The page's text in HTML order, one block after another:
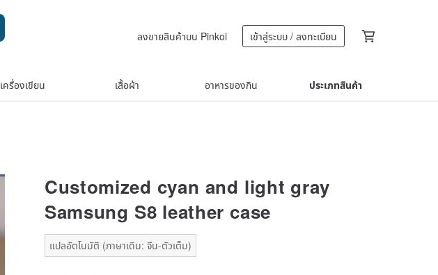
ลงขายสินค้าบน Pinkoi เข้าสู่ระบบ / ลงทะเบียน
เครื่องเขียน เสื้อผ้า อาหารของกิน ประเภทสินค้า
Customized cyan and light gray
Samsung S8 leather case
แปลอัตโนมัติ (ภาษาเดิม: จีน-ตัวเต็ม)